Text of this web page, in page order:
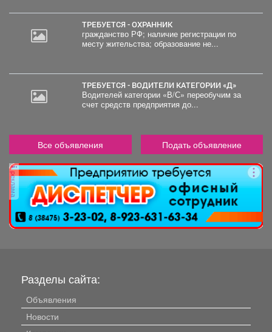
ТРЕБУЕТСЯ - ОХРАННИК
гражданство РФ; наличие регистрации по
месту жительства; образование не...
ТРЕБУЕТСЯ - ВОДИТЕЛИ КАТЕГОРИИ «Д»
Водителей категории «В/С» переобучим за
счет средств предприятия до...
Все объявления Подать объявление
реклама
Разделы сайта:
Объявления
Новости